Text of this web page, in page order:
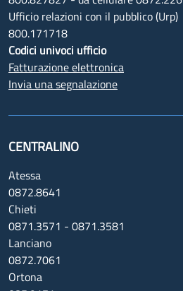
Ufficio relazioni con il pubblico (Urp)
800.171718
Codici univoci ufficio
Fatturazione elettronica
Invia una segnalazione
CENTRALINO
Atessa
0872.8641
Chieti
0871.3571 - 0871.3581
Lanciano
0872.7061
Ortona